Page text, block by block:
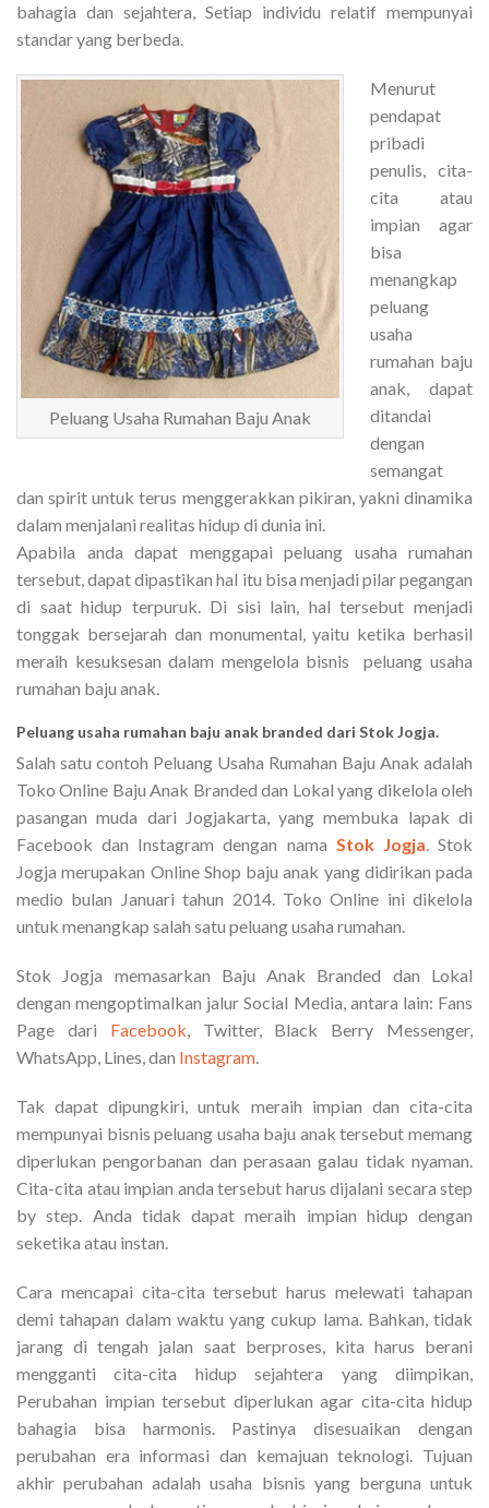
bahagia dan sejahtera, Setiap individu relatif mempunyai
standar yang berbeda.
Peluang Usaha Rumahan Baju Anak
Menurut
pendapat
pribadi
penulis, cita-
cita atau
impian agar
bisa
menangkap
peluang
usaha
rumahan baju
anak, dapat
ditandai
dengan
semangat
dan spirit untuk terus menggerakkan pikiran, yakni dinamika
dalam menjalani realitas hidup di dunia ini.
Apabila anda dapat menggapai peluang usaha rumahan
tersebut, dapat dipastikan hal itu bisa menjadi pilar pegangan
di saat hidup terpuruk. Di sisi lain, hal tersebut menjadi
tonggak bersejarah dan monumental, yaitu ketika berhasil
meraih kesuksesan dalam mengelola bisnis peluang usaha
rumahan baju anak.
Peluang usaha rumahan baju anak branded dari Stok Jogja.
Salah satu contoh Peluang Usaha Rumahan Baju Anak adalah
Toko Online Baju Anak Branded dan Lokal yang dikelola oleh
pasangan muda dari Jogjakarta, yang membuka lapak di
Facebook dan Instagram dengan nama Stok Jogja. Stok
Jogja merupakan Online Shop baju anak yang didirikan pada
medio bulan Januari tahun 2014. Toko Online ini dikelola
untuk menangkap salah satu peluang usaha rumahan.
Stok Jogja memasarkan Baju Anak Branded dan Lokal
dengan mengoptimalkan jalur Social Media, antara lain: Fans
Page dari Facebook, Twitter, Black Berry Messenger,
WhatsApp, Lines, dan Instagram.
Tak dapat dipungkiri, untuk meraih impian dan cita-cita
mempunyai bisnis peluang usaha baju anak tersebut memang
diperlukan pengorbanan dan perasaan galau tidak nyaman.
Cita-cita atau impian anda tersebut harus dijalani secara step
by step. Anda tidak dapat meraih impian hidup dengan
seketika atau instan.
Cara mencapai cita-cita tersebut harus melewati tahapan
demi tahapan dalam waktu yang cukup lama. Bahkan, tidak
jarang di tengah jalan saat berproses, kita harus berani
mengganti cita-cita hidup sejahtera yang diimpikan,
Perubahan impian tersebut diperlukan agar cita-cita hidup
bahagia bisa harmonis. Pastinya disesuaikan dengan
perubahan era informasi dan kemajuan teknologi. Tujuan
akhir perubahan adalah usaha bisnis yang berguna untuk